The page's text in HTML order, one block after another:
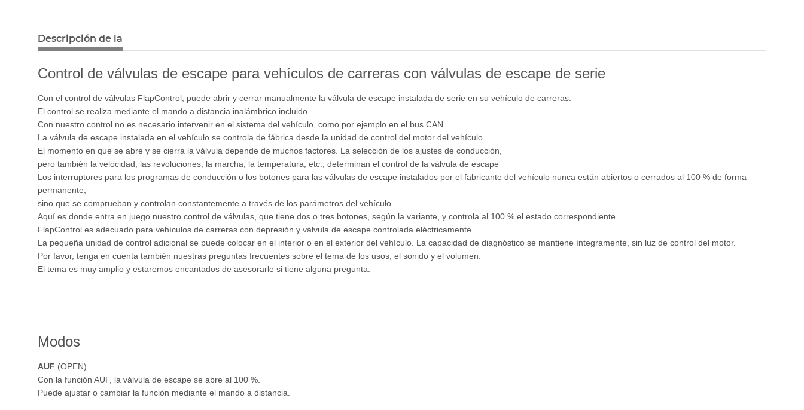
Descripción de la
Control de válvulas de escape para vehículos de carreras con válvulas de escape de serie
Con el control de válvulas FlapControl, puede abrir y cerrar manualmente la válvula de escape instalada de serie en su vehículo de carreras.
El control se realiza mediante el mando a distancia inalámbrico incluido.
Con nuestro control no es necesario intervenir en el sistema del vehículo, como por ejemplo en el bus CAN.
La válvula de escape instalada en el vehículo se controla de fábrica desde la unidad de control del motor del vehículo.
El momento en que se abre y se cierra la válvula depende de muchos factores. La selección de los ajustes de conducción,
pero también la velocidad, las revoluciones, la marcha, la temperatura, etc., determinan el control de la válvula de escape
Los interruptores para los programas de conducción o los botones para las válvulas de escape instalados por el fabricante del vehículo nunca están abiertos o cerrados al 100 % de forma
permanente,
sino que se comprueban y controlan constantemente a través de los parámetros del vehículo.
Aquí es donde entra en juego nuestro control de válvulas, que tiene dos o tres botones, según la variante, y controla al 100 % el estado correspondiente.
FlapControl es adecuado para vehículos de carreras con depresión y válvula de escape controlada eléctricamente.
La pequeña unidad de control adicional se puede colocar en el interior o en el exterior del vehículo. La capacidad de diagnóstico se mantiene íntegramente, sin luz de control del motor.
Por favor, tenga en cuenta también nuestras preguntas frecuentes sobre el tema de los usos, el sonido y el volumen.
El tema es muy amplio y estaremos encantados de asesorarle si tiene alguna pregunta.
Modos
AUF (OPEN)
Con la función AUF, la válvula de escape se abre al 100 %.
Puede ajustar o cambiar la función mediante el mando a distancia.